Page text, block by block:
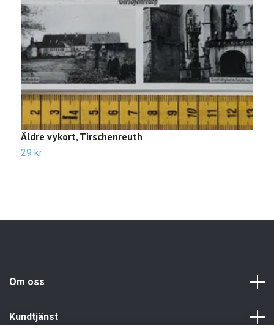
Äldre vykort, Tirschenreuth
29 kr
Om oss
Kundtjänst